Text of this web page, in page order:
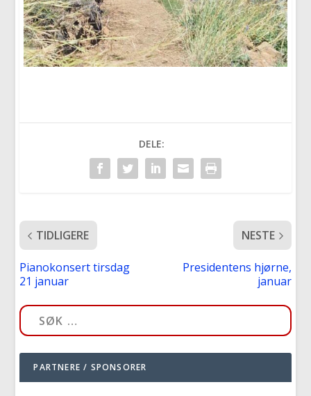
DELE:
TIDLIGERE
Pianokonsert tirsdag
21 januar
NESTE
Presidentens hjørne,
januar
PARTNERE / SPONSORER